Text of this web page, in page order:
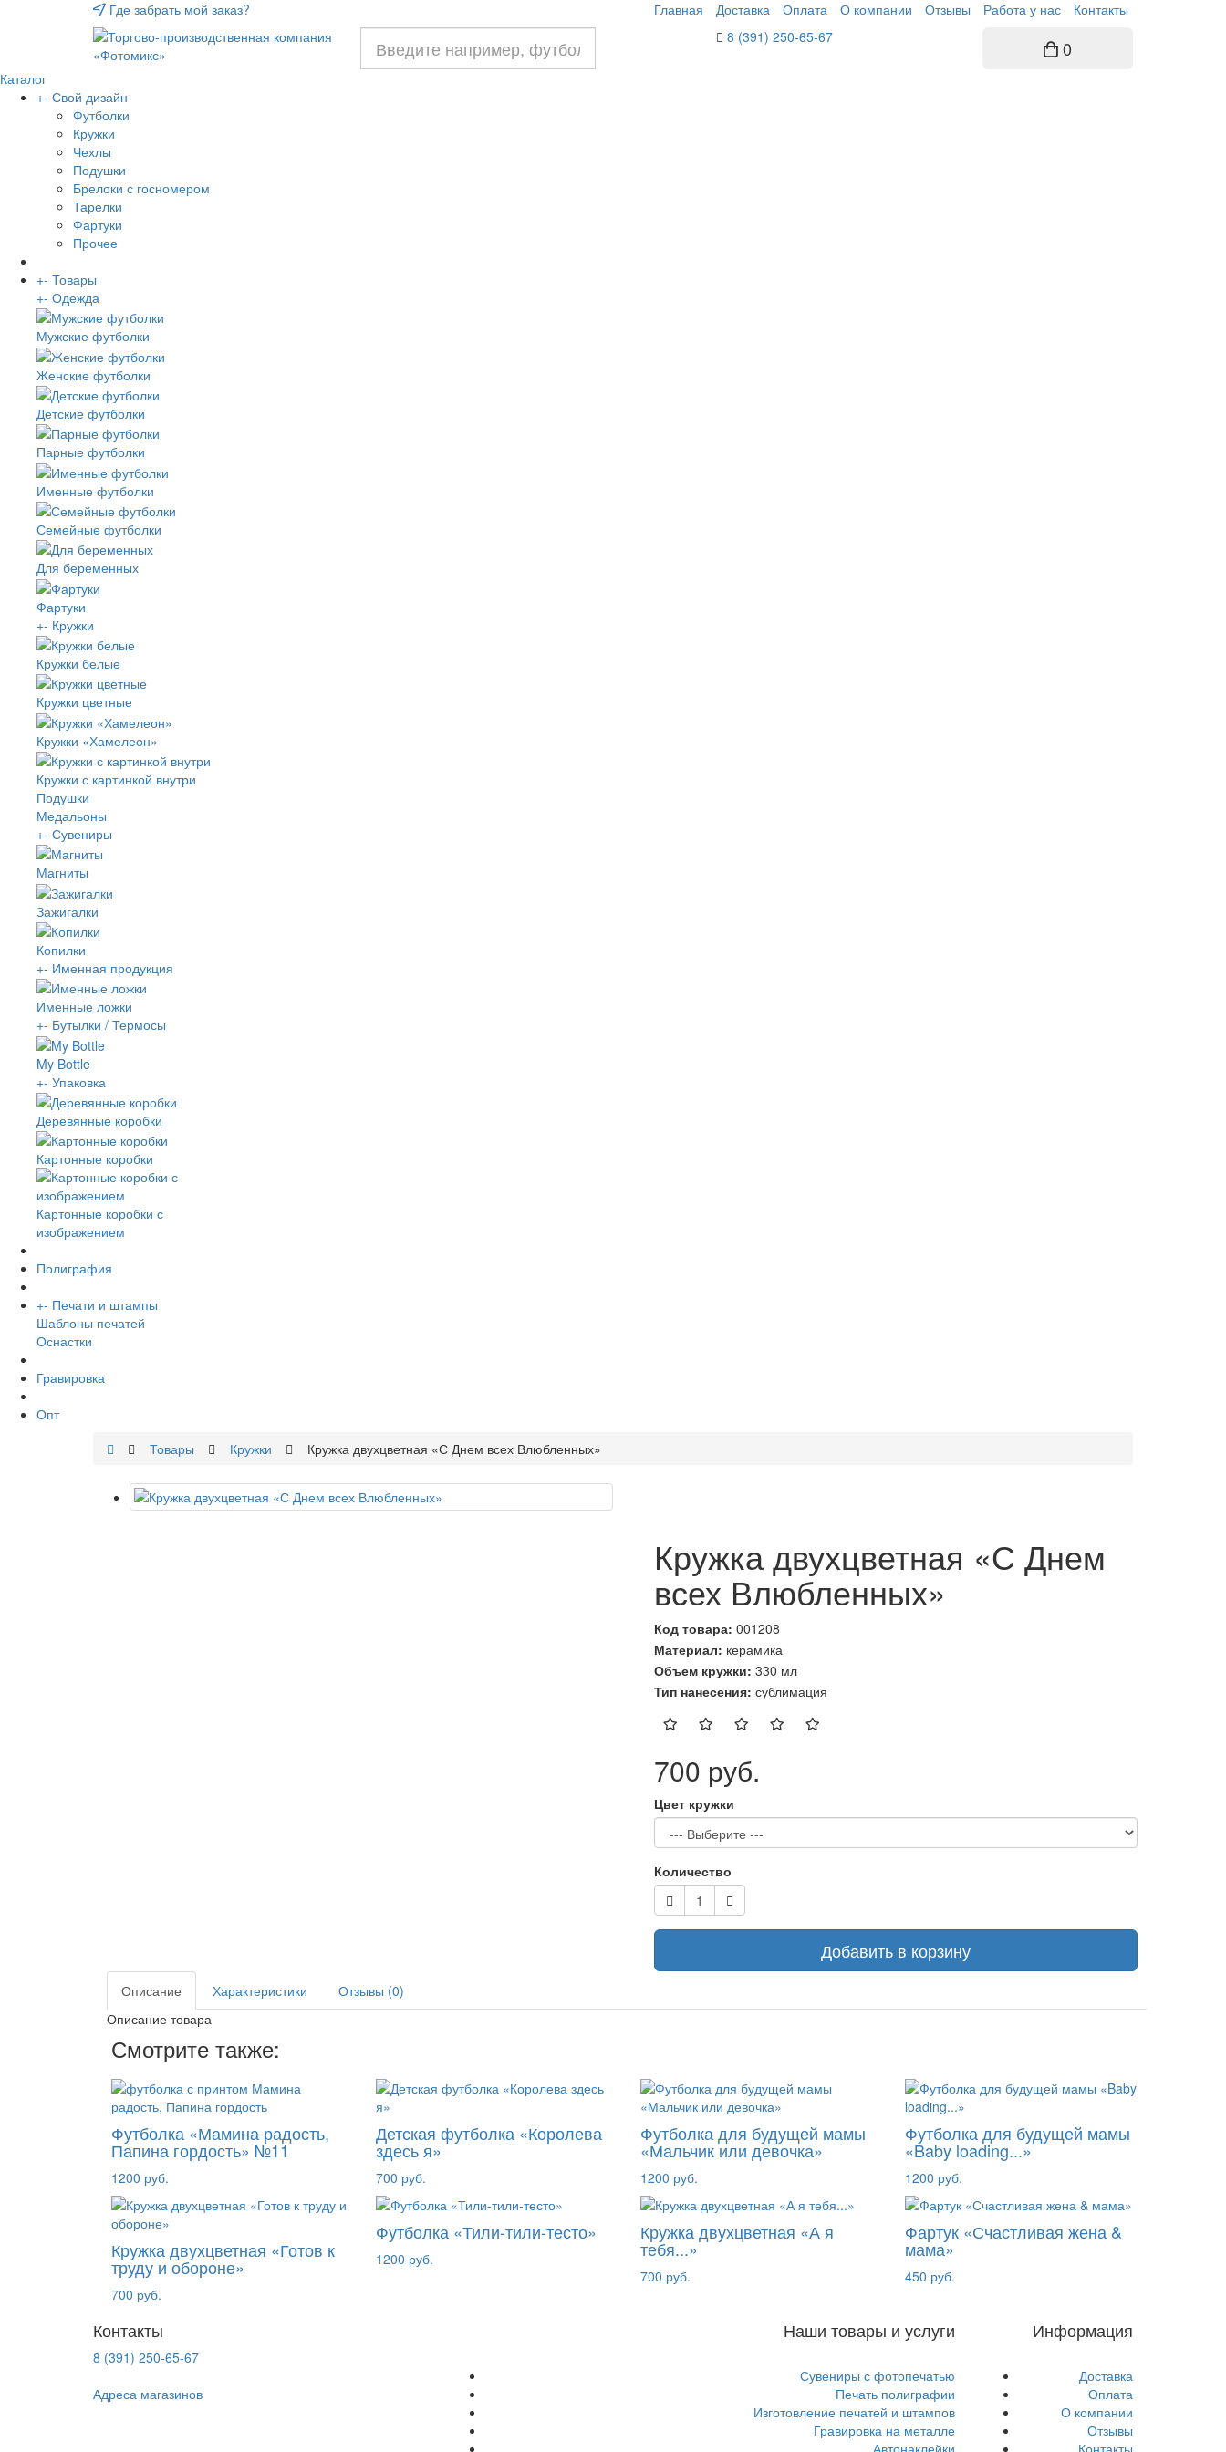
Где забрать мой заказ? Главная Доставка Оплата О компании Отзывы Работа у нас
Контакты
8 (391) 250-65-67
0
Каталог
+- Свой дизайн
Футболки
Кружки
Чехлы
Подушки
Брелоки с госномером
Тарелки
Фартуки
Прочее
+- Товары
+- Одежда
Мужские футболки
Женские футболки
Детские футболки
Парные футболки
Именные футболки
Семейные футболки
Для беременных
Фартуки
+- Кружки
Кружки белые
Кружки цветные
Кружки «Хамелеон»
Кружки с картинкой внутри
Подушки
Медальоны
+- Сувениры
Магниты
Зажигалки
Копилки
+- Именная продукция
Именные ложки
+- Бутылки / Термосы
My Bottle
+- Упаковка
Деревянные коробки
Картонные коробки
Картонные коробки с
изображением
Полиграфия
+- Печати и штампы
Шаблоны печатей
Оснастки
Гравировка
Опт
Товары
Кружки Кружка двухцветная «С Днем всех Влюбленных»
Кружка двухцветная «С Днем
всех Влюбленных»
Код товара: 001208
Материал: керамика
Объем кружки: 330 мл
Тип нанесения: сублимация
700 руб.
Цвет кружки
Количество
Добавить в корзину
Описание Характеристики
Отзывы (0)
Описание товара
Смотрите также:
Футболка «Мамина радость,
Папина гордость» №11
1200 руб.
Детская футболка «Королева
здесь я»
700 руб.
Футболка для будущей мамы
«Мальчик или девочка»
1200 руб.
Футболка для будущей мамы
«Baby loading...»
1200 руб.
Кружка двухцветная «Готов к
труду и обороне»
700 руб.
Футболка «Тили-тили-тесто»
1200 руб.
Кружка двухцветная «А я
тебя...»
700 руб.
Фартук «Счастливая жена &
мама»
450 руб.
Контакты
8 (391) 250-65-67
Адреса магазинов
Наши товары и услуги
Сувениры с фотопечатью
Печать полиграфии
Изготовление печатей и штампов
Гравировка на металле
Информация
Доставка
Оплата
О компании
Отзывы